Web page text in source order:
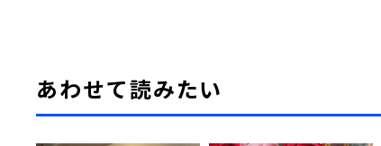
あわせて読みたい